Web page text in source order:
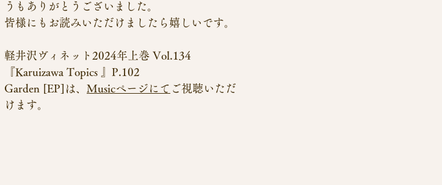
うもありがとうございました。
皆様にもお読みいただけましたら嬉しいです。
軽井沢ヴィネット2024年上巻 Vol.134
『Karuizawa Topics 』P.102
Garden [EP]は、 Musicページにて ご視聴いただ
けます。